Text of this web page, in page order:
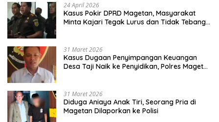
24 April 2026
Kasus Pokir DPRD Magetan, Masyarakat
Minta Kajari Tegak Lurus dan Tidak Tebang
31 Maret 2026
Kasus Dugaan Penyimpangan Keuangan
Desa Taji Naik ke Penyidikan, Polres Magetan
31 Maret 2026
Diduga Aniaya Anak Tiri, Seorang Pria di
Magetan Dilaporkan ke Polisi